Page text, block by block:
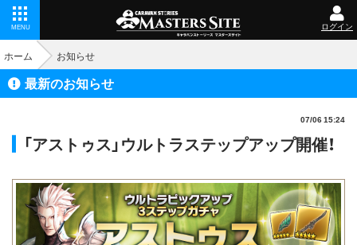
MENU ログイン
ホーム お知らせ
最新のお知らせ
07/06 15:24
「アストゥス」ウルトラステップアップ開催！